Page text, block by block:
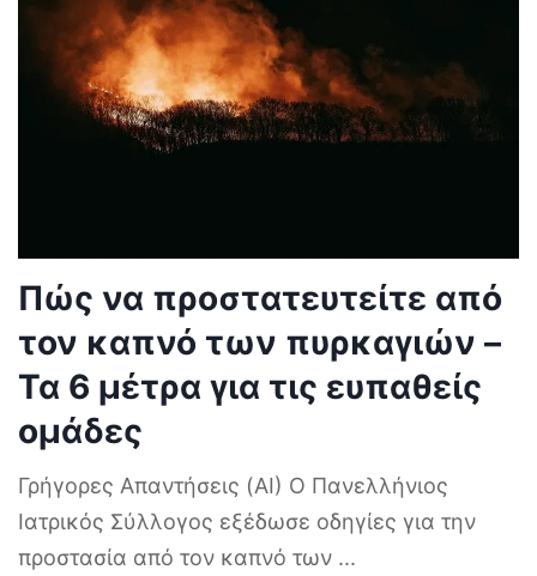
Πώς να προστατευτείτε από
τον καπνό των πυρκαγιών –
Τα 6 μέτρα για τις ευπαθείς
ομάδες
Γρήγορες Απαντήσεις (AI) Ο Πανελλήνιος
Ιατρικός Σύλλογος εξέδωσε οδηγίες για την
προστασία από τον καπνό των ...